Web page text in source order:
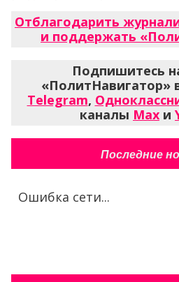
Отблагодарить
и поддержать
Подпишитесь
«ПолитНавигатор»
Telegram,
каналы Max и
Последние
Ошибка сети...